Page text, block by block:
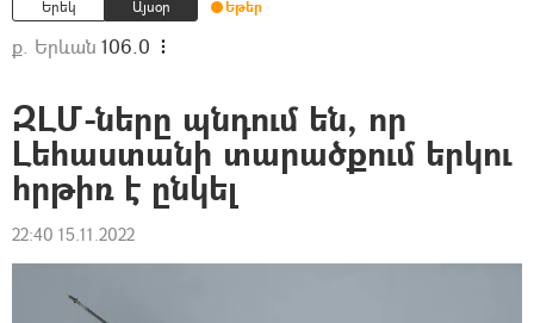
Երեկ Այսօր Եթեր
ք. Երևան 106.0
ԶԼՄ-ները պնդում են, որ
Լեհաստանի տարածքում երկու
հրթիռ է ընկել
22:40 15.11.2022